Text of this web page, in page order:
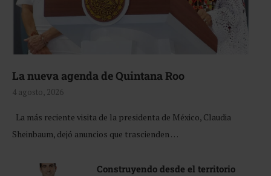
La nueva agenda de Quintana Roo
4 agosto, 2026
La más reciente visita de la presidenta de México, Claudia
Sheinbaum, dejó anuncios que trascienden …
Construyendo desde el territorio